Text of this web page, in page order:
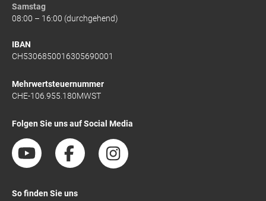
Samstag
08:00 – 16:00 (durchgehend)
IBAN
CH5306850016305690001
Mehrwertsteuernummer
CHE-106.955.180MWST
Folgen Sie uns auf Social Media
So finden Sie uns